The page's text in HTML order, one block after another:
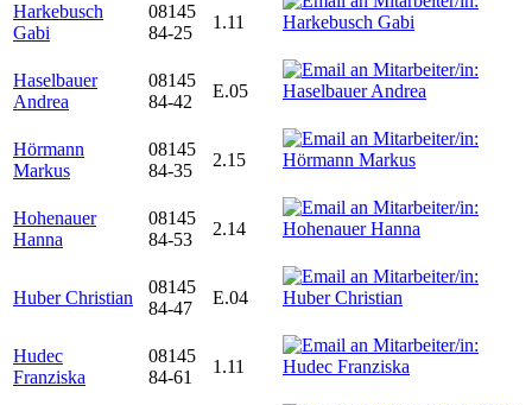
Harkebusch
Gabi
08145
84-25
1.11
Haselbauer
Andrea
08145
84-42
E.05
Hörmann
Markus
08145
84-35
2.15
Hohenauer
Hanna
08145
84-53
2.14
Huber Christian
08145
84-47
E.04
Hudec
Franziska
08145
84-61
1.11